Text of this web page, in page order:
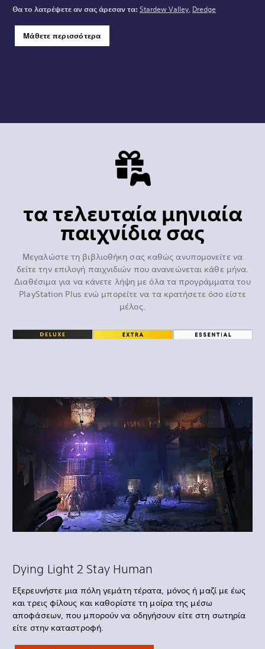
Θα το λατρέψετε αν σας άρεσαν τα: Stardew Valley, Dredge
Μάθετε περισσότερα
τα τελευταία μηνιαία
παιχνίδια σας
Μεγαλώστε τη βιβλιοθήκη σας καθώς ανυπομονείτε να
δείτε την επιλογή παιχνιδιών που ανανεώνεται κάθε μήνα.
Διαθέσιμα για να κάνετε λήψη με όλα τα προγράμματα του
PlayStation Plus ενώ μπορείτε να τα κρατήσετε όσο είστε
μέλος.
Dying Light 2 Stay Human
Εξερευνήστε μια πόλη γεμάτη τέρατα, μόνος ή μαζί με έως
και τρεις φίλους και καθορίστε τη μοίρα της μέσω
αποφάσεων, που μπορούν να οδηγήσουν είτε στη σωτηρία
είτε στην καταστροφή.